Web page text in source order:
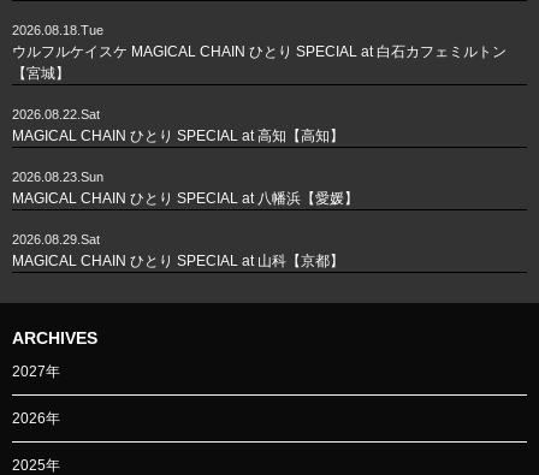
2026.08.18.Tue
ウルフルケイスケ MAGICAL CHAIN ひとり SPECIAL at 白石カフェミルトン
【宮城】
2026.08.22.Sat
MAGICAL CHAIN ひとり SPECIAL at 高知【高知】
2026.08.23.Sun
MAGICAL CHAIN ひとり SPECIAL at 八幡浜【愛媛】
2026.08.29.Sat
MAGICAL CHAIN ひとり SPECIAL at 山科【京都】
ARCHIVES
2027年
2026年
2025年